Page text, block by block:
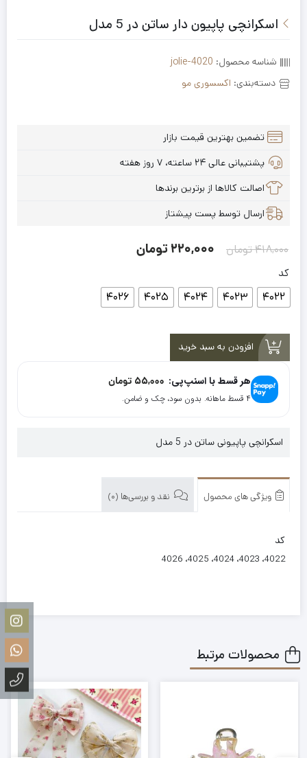
اسکرانچی پاپیون دار ساتن در 5 مدل
شناسه محصول: jolie-4020
دسته‌بندی: اکسسوری مو
تضمین بهترین قیمت بازار
پشتیبانی عالی ۲۴ ساعته، ۷ روز هفته
اصالت کالاها از برترین برندها
ارسال توسط پست پیشتاز
418,000تومان
قیمت
418,000
تومان
220,000 تومان
220,000
تومان.
کد
4022
4023
4024
4025
4026
افزودن به سبد خرید
هر قسط با اسنپ‌پی: 55,000 تومان
۴ قسط ماهانه. بدون سود، چک و ضامن.
اسکرانچی پاپیونی ساتن در 5 مدل
ویژگی های محصول نقد و بررسی‌ها (0)
کد
4022، 4023، 4024، 4025، 4026
محصولات مرتبط